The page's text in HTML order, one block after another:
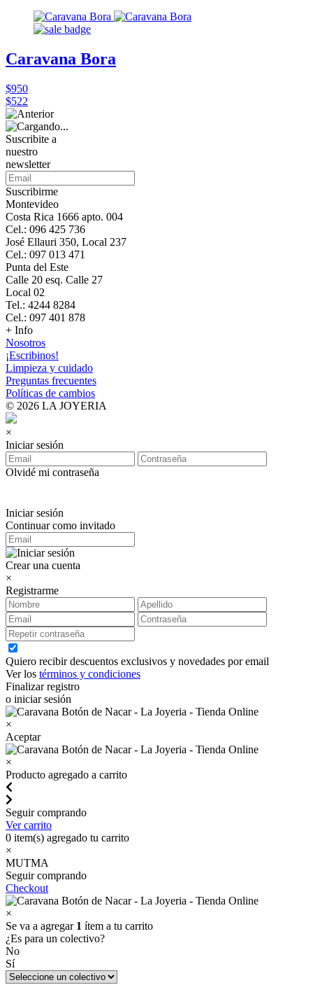
Caravana Bora
$950
$522
Suscribite a
nuestro
newsletter
Suscribirme
Montevideo
Costa Rica 1666 apto. 004
Cel.: 096 425 736
José Ellauri 350, Local 237
Cel.: 097 013 471
Punta del Este
Calle 20 esq. Calle 27
Local 02
Tel.: 4244 8284
Cel.: 097 401 878
+ Info
Nosotros
¡Escribinos!
Limpieza y cuidado
Preguntas frecuentes
Políticas de cambios
© 2026 LA JOYERIA
×
Iniciar sesión
Olvidé mi contraseña
Iniciar sesión
Continuar como invitado
Crear una cuenta
×
Registrarme
Quiero recibir descuentos exclusivos y novedades por email
Ver los términos y condiciones
Finalizar registro
o iniciar sesión
×
Aceptar
×
Producto agregado a carrito
Seguir comprando
Ver carrito
0 item(s) agregado tu carrito
×
MUTMA
Seguir comprando
Checkout
×
Se va a agregar 1 ítem a tu carrito
¿Es para un colectivo?
No
Sí